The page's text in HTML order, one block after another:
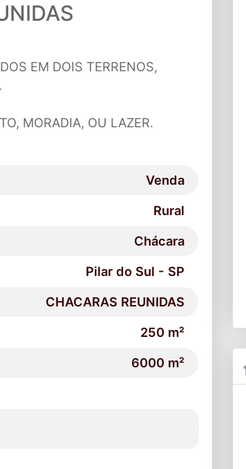
EM DOIS TERRENOS,
MORADIA, OU LAZER.
Venda
Rural
Chácara
Pilar do Sul - SP
CHACARAS REUNIDAS
250 m²
6000 m²